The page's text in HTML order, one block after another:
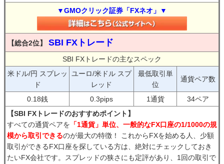
▼GMOクリック証券「FXネオ」▼
【総合2位】 SBI FXトレード
SBI FXトレードの主なスペック
米ドル/円 スプレッ
ド
ユーロ/米ドル スプ
レッド
最低取引単
位
通貨ペア数
0.18銭 0.3pips 1通貨
34ペア
【SBI FXトレードのおすすめポイント】
すべての通貨ペアを 「1通貨」単位、一般的なFX口座の1/1000の規
模から取引できるのが最大の特徴！ これからFXを始める人、少額
取引ができるFX口座を探している方は、絶対にチェックしておき
たいFX会社です。スプレッドの狭さにも定評があり、1回の取引で